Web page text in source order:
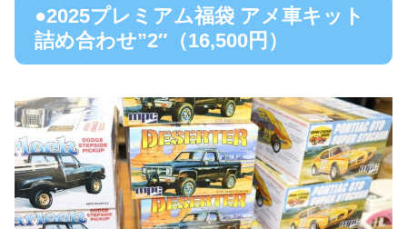
●2025プレミアム福袋 アメ車キット
詰め合わせ”2″（16,500円）